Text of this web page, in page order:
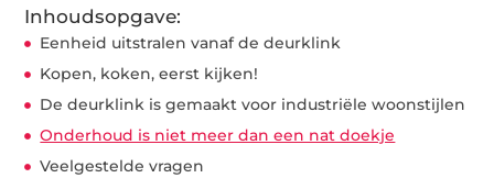
Inhoudsopgave:
Eenheid uitstralen vanaf de deurklink
Kopen, koken, eerst kijken!
De deurklink is gemaakt voor industriële woonstijlen
Onderhoud is niet meer dan een nat doekje
Veelgestelde vragen